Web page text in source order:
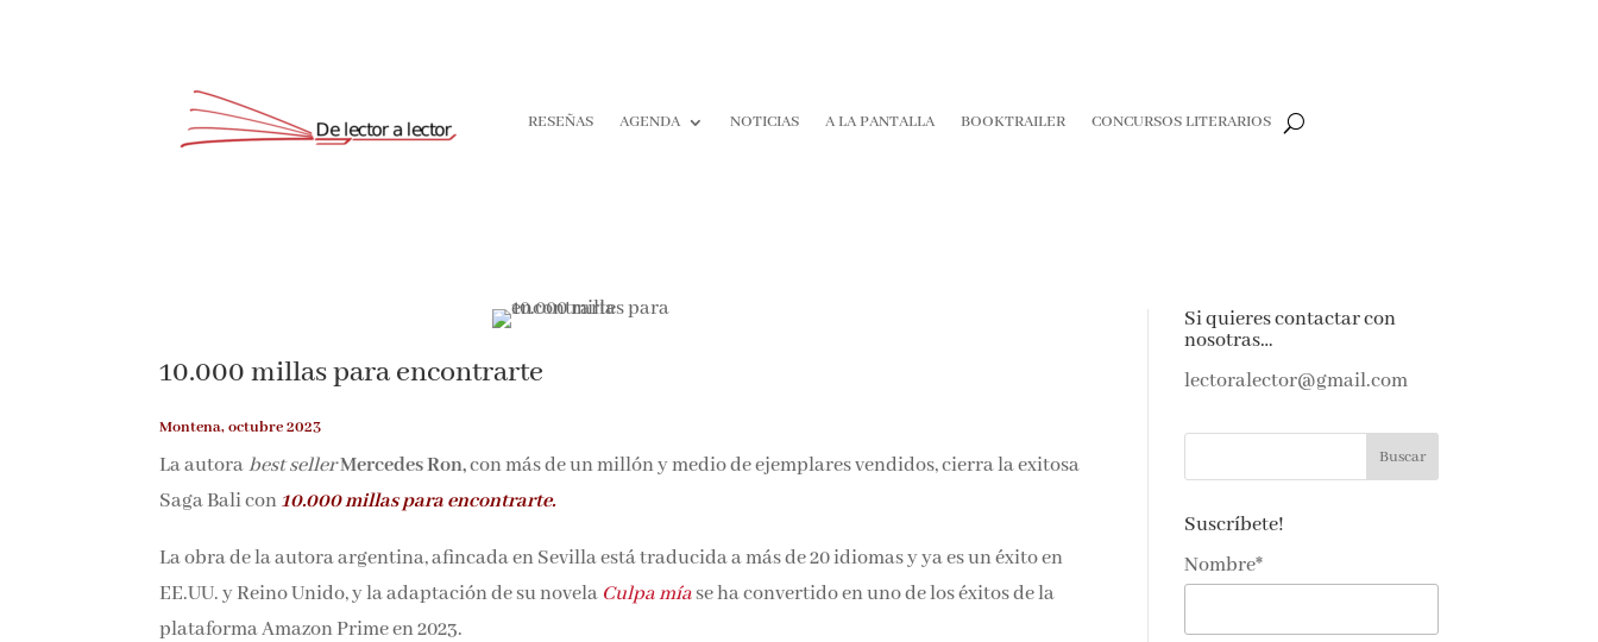
RESEÑAS AGENDA NOTICIAS A LA PANTALLA BOOKTRAILER CONCURSOS LITERARIOS
10.000 millas para encontrarte
Montena, octubre 2023
La autorabest sellerMercedes Ron,con más de un millón y medio de ejemplares vendidos, cierra la exitosa
Saga Bali con10.000 millas para encontrarte.
La obra de la autora argentina, afincada en Sevilla está traducida a más de 20 idiomas y ya es un éxito en
EE.UU. y Reino Unido, y la adaptación de su novela Culpa míase ha convertido en uno de los éxitos de la
plataforma Amazon Prime en 2023.
Si quieres contactar con
nosotras…
lectoralector@gmail.com
Suscríbete!
Nombre*
noticias y reseñas directamente en tu
bandeja de entrada.